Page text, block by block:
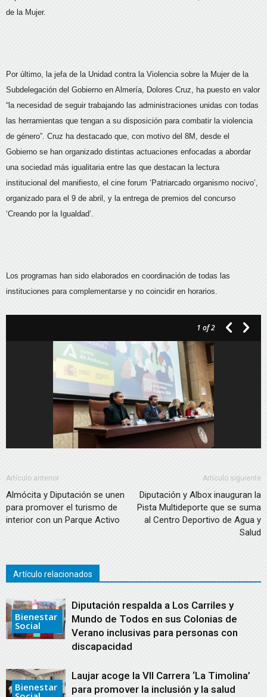
de la Mujer.
Por último, la jefa de la Unidad contra la Violencia sobre la Mujer de la
Subdelegación del Gobierno en Almería, Dolores Cruz, ha puesto en valor
“la necesidad de seguir trabajando las administraciones unidas con todas
las herramientas que tengan a su disposición para combatir la violencia
de género”. Cruz ha destacado que, con motivo del 8M, desde el
Gobierno se han organizado distintas actuaciones enfocadas a abordar
una sociedad más igualitaria entre las que destacan la lectura
institucional del manifiesto, el cine forum ‘Patriarcado organismo nocivo’,
organizado para el 9 de abril, y la entrega de premios del concurso
‘Creando por la Igualdad’.
Los programas han sido elaborados en coordinación de todas las
instituciones para complementarse y no coincidir en horarios.
1 of 2
Artículo anterior
Almócita y Diputación se unen
para promover el turismo de
interior con un Parque Activo
Artículo siguiente
Diputación y Albox inauguran la
Pista Multideporte que se suma
al Centro Deportivo de Agua y
Salud
Artículo relacionados
Bienestar
Social
Diputación respalda a Los Carriles y
Mundo de Todos en sus Colonias de
Verano inclusivas para personas con
discapacidad
Bienestar
Laujar acoge la VII Carrera ‘La Timolina’
para promover la inclusión y la salud